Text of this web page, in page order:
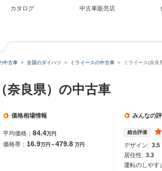
カタログ 中古車販売店
中古車 全国のダイハツ ミライースの中古車 ミライース(奈良
奈良県）の中古車
価格相場情報
平均価格： 84.4万円
価格帯： 16.9万円～479.8 万円
みんなの
総合評価
デザイン: 3.5
居住性: 3.3
運転のしやす